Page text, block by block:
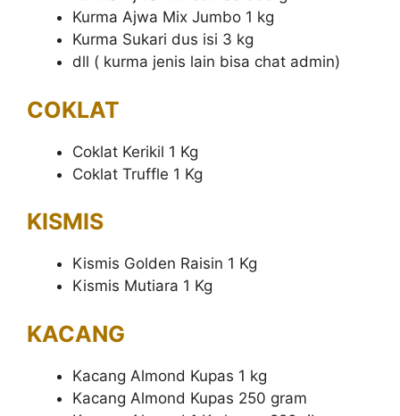
Kurma Ajwa Mix Jumbo 1 kg
Kurma Sukari dus isi 3 kg
dll ( kurma jenis lain bisa chat admin)
COKLAT
Coklat Kerikil 1 Kg
Coklat Truffle 1 Kg
KISMIS
Kismis Golden Raisin 1 Kg
Kismis Mutiara 1 Kg
KACANG
Kacang Almond Kupas 1 kg
Kacang Almond Kupas 250 gram